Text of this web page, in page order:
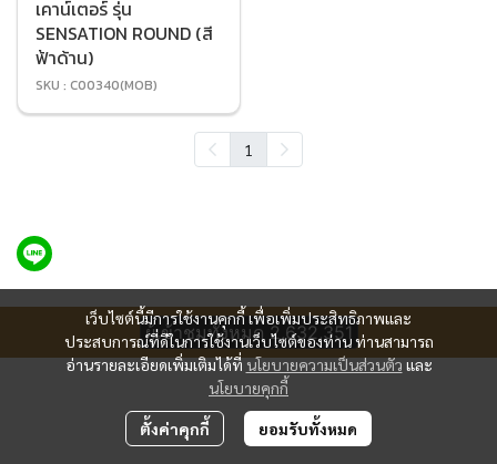
เคาน์เตอร์ รุ่น
SENSATION ROUND (สี
ฟ้าด้าน)
SKU : C00340(MOB)
1
เว็บไซต์นี้มีการใช้งานคุกกี้ เพื่อเพิ่มประสิทธิภาพและ
ประสบการณ์ที่ดีในการใช้งานเว็บไซต์ของท่าน ท่านสามารถ
อ่านรายละเอียดเพิ่มเติมได้ที่นโยบายความเป็นส่วนตัวและ
นโยบายคุกกี้
ตั้งค่าคุกกี้ ยอมรับทั้งหมด
ผู้เข้าชมทั้งหมด 2,632,351